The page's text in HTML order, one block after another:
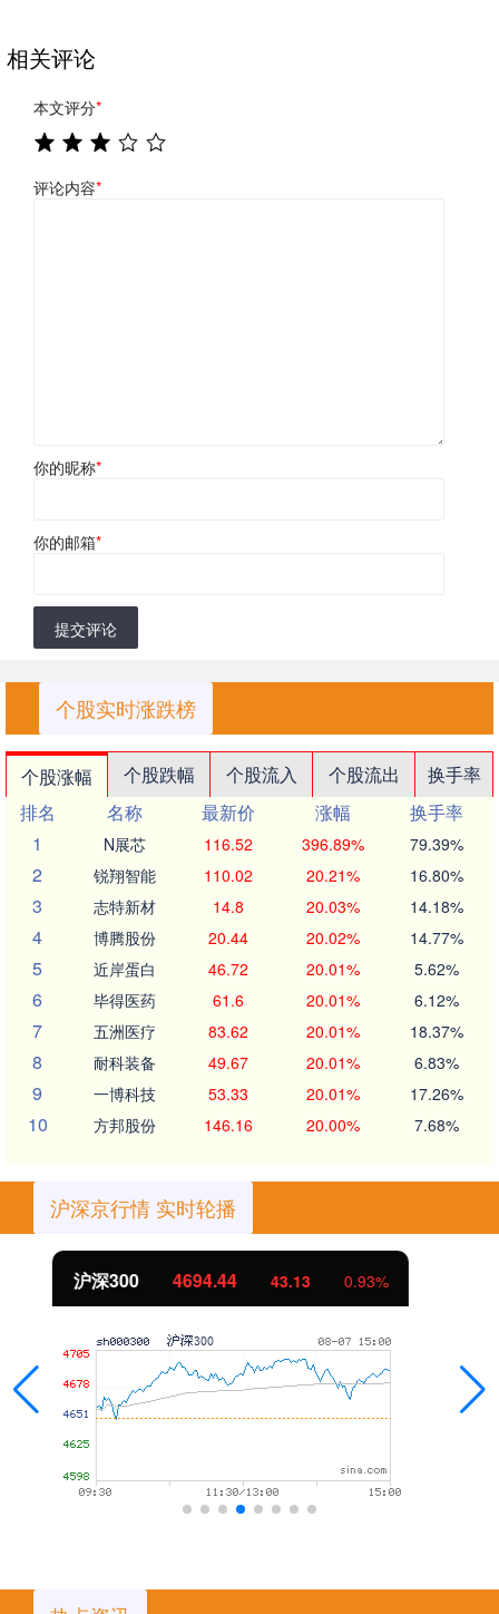
相关评论
本文评分*
评论内容*
你的昵称*
你的邮箱*
提交评论
个股实时涨跌榜
个股涨幅 个股跌幅 个股流入 个股流出
换手率
排名
名称 最新价 涨幅
换手率
1
N展芯 116.52 396.89% 79.39%
2 锐翔智能 110.02 20.21% 16.80%
3 志特新材 14.8 20.03% 14.18%
4 博腾股份 20.44 20.02% 14.77%
5 近岸蛋白 46.72 20.01% 5.62%
6 毕得医药 61.6 20.01% 6.12%
7 五洲医疗 83.62 20.01% 18.37%
8 耐科装备 49.67 20.01% 6.83%
9 一博科技 53.33 20.01% 17.26%
10 方邦股份 146.16 20.00% 7.68%
沪深京行情 实时轮播
北证50 1134.24 11.37 1.01%